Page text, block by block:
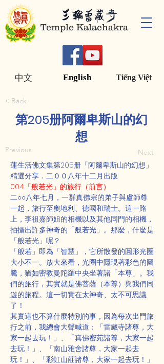
Temple Kalachakra
English Tiếng Việt
中文
< Back
第205册阿爾卑斯山的幻
想
Previous Next
蓮生活佛文集第205册「阿爾卑斯山的幻想」
精選分享．二００八年十二月出版
004「般若光」的旅行（前言）
二○○八年七月，一群真佛宗的弟子與盧師尊
一起，旅行至奧地利、德國和瑞士。這一路
上，李祖嘉師姐的相機以及其他同門的相機，
拍攝出許多神奇的「般若光」。那麼，什麼是
「般若光」呢？
「般若」即為「智慧」，它所散發的圓形光圈
大小不一。放大來看，光圈中隱現著彩色的圖
騰，猶如密教曼陀羅中央坐著諸「本尊」。我
們的旅行，其實就是佛菩薩（本尊）與我們同
遊的旅程。這一切實在太神奇、太不可思議
了！
其實這也不算什麼特別的事，因為每次出門旅
行之前，我總會大聲喊道：「雷藏寺諸尊，大
家一起去玩！」、「真佛密苑諸尊，大家一起
去玩！」、「南山雅舍諸尊，大家一起去
玩！」、「彩虹山莊諸尊，大家一起去玩！」